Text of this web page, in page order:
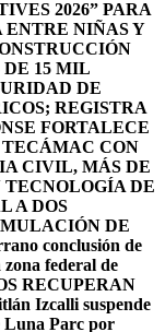
2026” PARA
NIÑAS Y
DE 15 MIL
DE
REGISTRA
SE FORTALECE
CON
CIVIL, MÁS DE
TECNOLOGÍA DE
A DOS
DE
conclusión de
federal de
RECUPERAN
Izcalli suspende
Luna Parc por